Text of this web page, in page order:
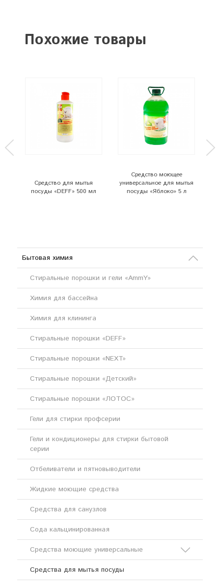
Похожие товары
Средство для мытья
посуды «DEFF» 500 мл
Средство моющее
универсальное для мытья
посуды «Яблоко» 5 л
Бытовая химия
Стиральные порошки и гели «AmmY»
Химия для бассейна
Химия для клининга
Стиральные порошки «DEFF»
Стиральные порошки «NEXT»
Стиральные порошки «Детский»
Стиральные порошки «ЛОТОС»
Гели для стирки профсерии
Гели и кондиционеры для стирки бытовой
серии
Отбеливатели и пятновыводители
Жидкие моющие средства
Средства для санузлов
Сода кальцинированная
Средства моющие универсальные
Кислотные моющие средства
Средства для мытья посуды